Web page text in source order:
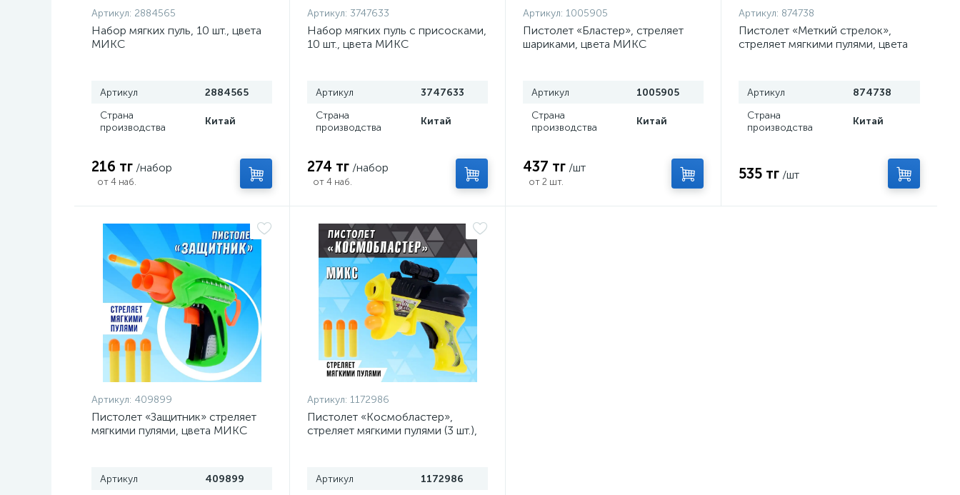
Артикул: 2884565
Набор мягких пуль, 10 шт., цвета
МИКС
Артикул
2884565
Страна
производства
Китай
216 тг /набор
от 4 наб.
Артикул: 3747633
Набор мягких пуль с присосками,
10 шт., цвета МИКС
Артикул
3747633
Страна
производства
Китай
274 тг /набор
от 4 наб.
Артикул: 1005905
Пистолет «Бластер», стреляет
шариками, цвета МИКС
Артикул
1005905
Страна
производства
Китай
437 тг /шт
от 2 шт.
Артикул: 874738
Пистолет «Меткий стрелок»,
стреляет мягкими пулями, цвета
Артикул
874738
Страна
производства
Китай
535 тг /шт
Артикул: 409899
Пистолет «Защитник» стреляет
мягкими пулями, цвета МИКС
Артикул
409899
Артикул: 1172986
Пистолет «Космобластер»,
стреляет мягкими пулями (3 шт.),
Артикул
1172986